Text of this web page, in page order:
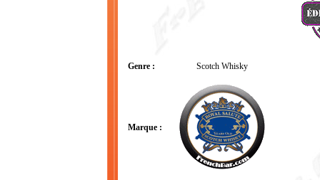
Genre : Scotch Whisky
Marque :